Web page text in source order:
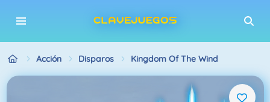
Acción Disparos Kingdom Of The Wind